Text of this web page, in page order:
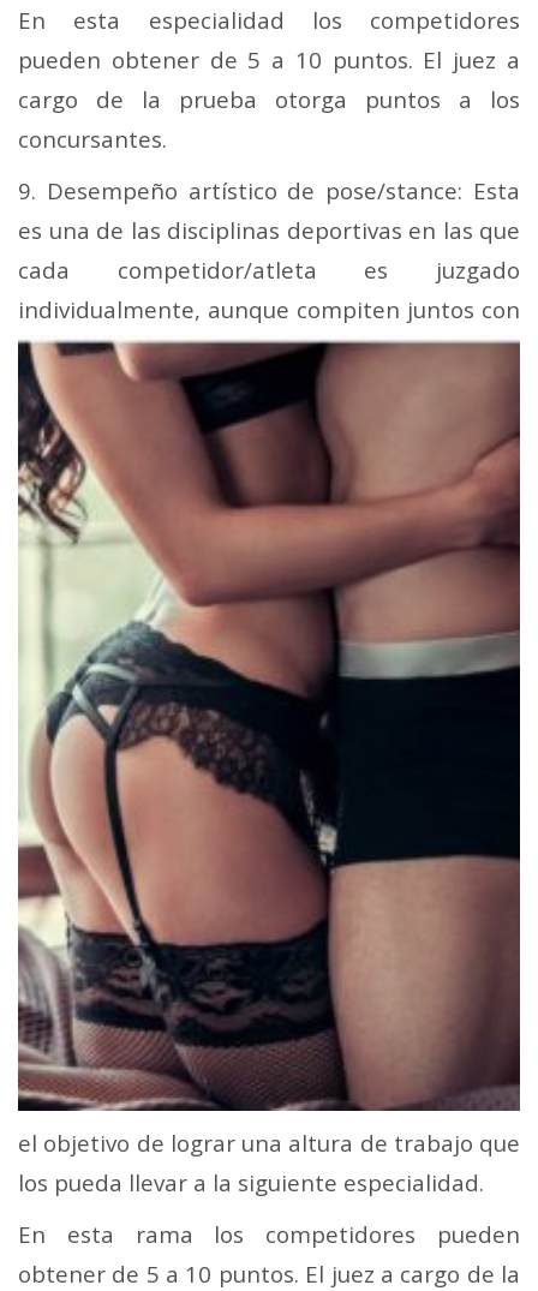
En esta especialidad los competidores
pueden obtener de 5 a 10 puntos. El juez a
cargo de la prueba otorga puntos a los
concursantes.
9. Desempeño artístico de pose/stance: Esta
es una de las disciplinas deportivas en las que
cada competidor/atleta es juzgado
individualmente, aunque compiten juntos con
el objetivo de lograr una altura de trabajo que
los pueda llevar a la siguiente especialidad.
En esta rama los competidores pueden
obtener de 5 a 10 puntos. El juez a cargo de la